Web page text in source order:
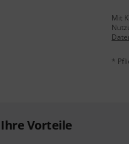
Mit
*
Ihre Vorteile